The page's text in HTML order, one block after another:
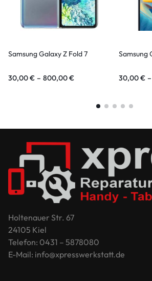
Samsung Galaxy Z Fold 7
30,00€ – 800,00€
Samsung
30,00€ –
Holtenauer Str. 67
24105 Kiel
Telefon: 0431 – 5878080
E-Mail: info@xpresswerkstatt.de